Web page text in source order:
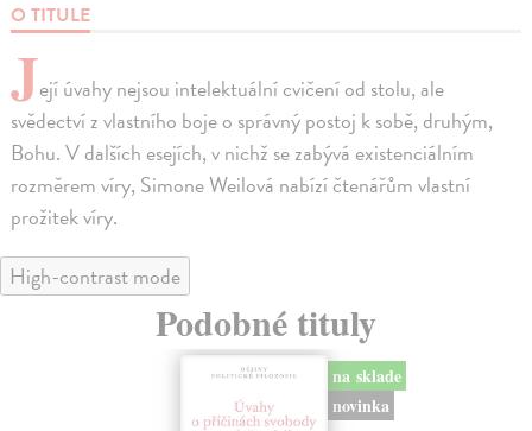
O TITULE
Její úvahy nejsou intelektuální cvičení od stolu, ale
svědectví z vlastního boje o správný postoj k sobě, druhým,
Bohu. V dalších esejích, v nichž se zabývá existenciálním
rozměrem víry, Simone Weilová nabízí čtenářům vlastní
prožitek víry.
High-contrast mode
Podobné tituly